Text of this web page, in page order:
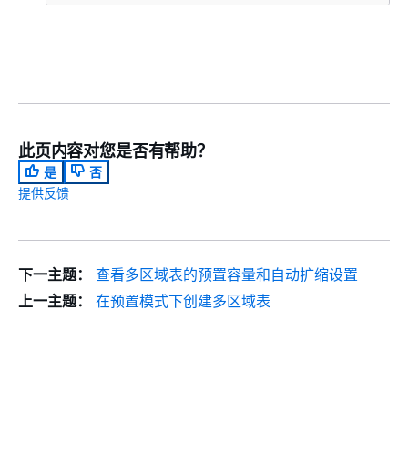
此页内容对您是否有帮助？
是
否
提供反馈
下一主题：
查看多区域表的预置容量和自动扩缩设置
上一主题：
在预置模式下创建多区域表